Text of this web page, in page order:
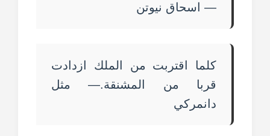
— اسحاق نيوتن
كلما اقتربت من الملك ازدادت
قربا من المشنقة.— مثل
دانمركي